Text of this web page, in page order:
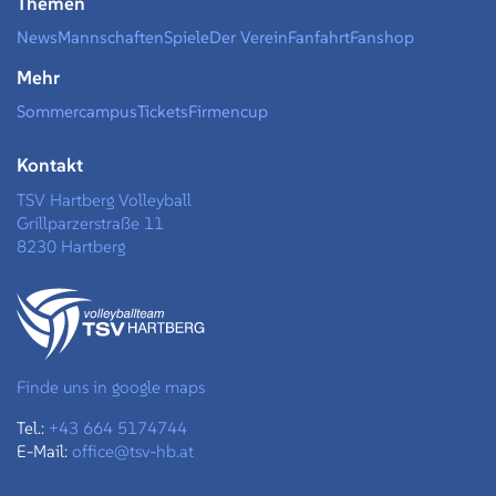
Finde uns in google maps
Tel.: +43 664 5174744
E-Mail: office@tsv-hb.at
NewsMannschaftenSpieleDer VereinFanfahrtFanshop
Mehr
SommercampusTicketsFirmencup
Kontakt
TSV Hartberg Volleyball
Grillparzerstraße 11
8230 Hartberg